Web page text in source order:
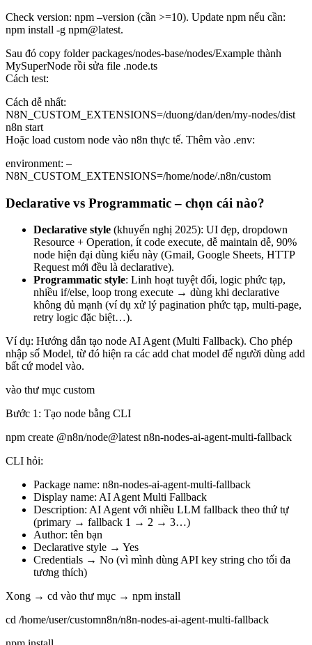
Check version: npm –version (cần >=10). Update npm nếu cần:
npm install -g npm@latest.
Sau đó copy folder packages/nodes-base/nodes/Example thành
MySuperNode rồi sửa file .node.ts
Cách test:
Cách dễ nhất:
N8N_CUSTOM_EXTENSIONS=/duong/dan/den/my-nodes/dist
n8n start
Hoặc load custom node vào n8n thực tế. Thêm vào .env:
environment: –
N8N_CUSTOM_EXTENSIONS=/home/node/.n8n/custom
Declarative vs Programmatic – chọn cái nào?
Declarative style (khuyến nghị 2025): UI đẹp, dropdown
Resource + Operation, ít code execute, dễ maintain dễ, 90%
node hiện đại dùng kiểu này (Gmail, Google Sheets, HTTP
Request mới đều là declarative).
Programmatic style: Linh hoạt tuyệt đối, logic phức tạp,
nhiều if/else, loop trong execute → dùng khi declarative
không đủ mạnh (ví dụ xử lý pagination phức tạp, multi-page,
retry logic đặc biệt…).
Ví dụ: Hướng dẫn tạo node AI Agent (Multi Fallback). Cho phép
nhập số Model, từ đó hiện ra các add chat model để người dùng add
bất cứ model vào.
vào thư mục custom
Bước 1: Tạo node bằng CLI
npm create @n8n/node@latest n8n-nodes-ai-agent-multi-fallback
CLI hỏi:
Package name: n8n-nodes-ai-agent-multi-fallback
Display name: AI Agent Multi Fallback
Description: AI Agent với nhiều LLM fallback theo thứ tự
(primary → fallback 1 → 2 → 3…)
Author: tên bạn
Declarative style → Yes
Credentials → No (vì mình dùng API key string cho tối đa
tương thích)
Xong → cd vào thư mục → npm install
cd /home/user/customn8n/n8n-nodes-ai-agent-multi-fallback